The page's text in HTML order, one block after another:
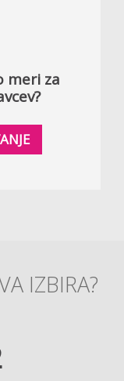
meri za
IZBIRA?